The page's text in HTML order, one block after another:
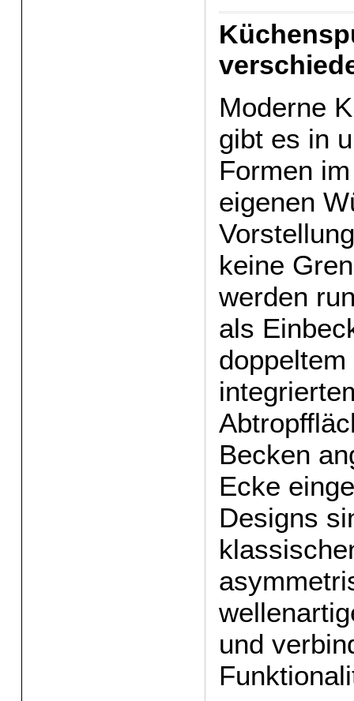
Moderne
gibt es in
Formen
eigenen
keine
werden
als
Becken
Ecke
Designs
und